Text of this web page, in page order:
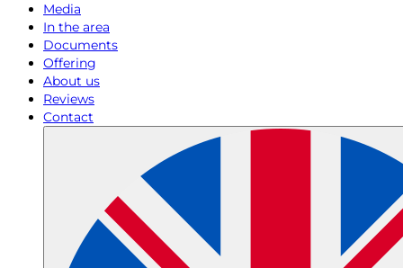
Media
In the area
Documents
Offering
About us
Reviews
Contact